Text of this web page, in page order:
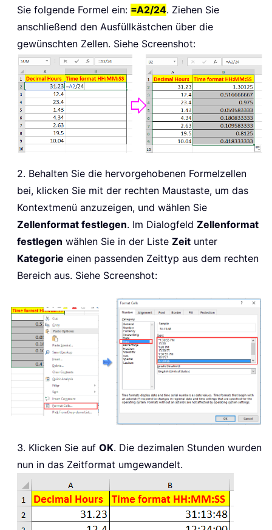
Sie folgende Formel ein: =A2/24. Ziehen Sie
anschließend den Ausfüllkästchen über die
gewünschten Zellen. Siehe Screenshot:
2. Behalten Sie die hervorgehobenen Formelzellen
bei, klicken Sie mit der rechten Maustaste, um das
Kontextmenü anzuzeigen, und wählen Sie
Zellenformat festlegen. Im Dialogfeld Zellenformat
festlegen wählen Sie in der Liste Zeit unter
Kategorie einen passenden Zeittyp aus dem rechten
Bereich aus. Siehe Screenshot:
3. Klicken Sie auf OK. Die dezimalen Stunden wurden
nun in das Zeitformat umgewandelt.